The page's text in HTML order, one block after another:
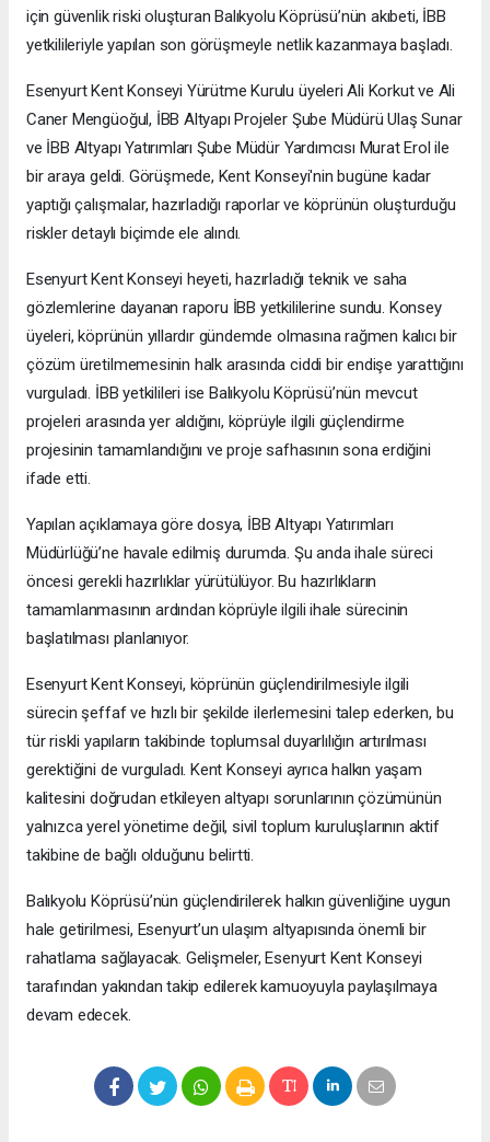
için güvenlik riski oluşturan Balıkyolu Köprüsü’nün akıbeti, İBB
yetkilileriyle yapılan son görüşmeyle netlik kazanmaya başladı.
Esenyurt Kent Konseyi Yürütme Kurulu üyeleri Ali Korkut ve Ali
Caner Mengüoğul, İBB Altyapı Projeler Şube Müdürü Ulaş Sunar
ve İBB Altyapı Yatırımları Şube Müdür Yardımcısı Murat Erol ile
bir araya geldi. Görüşmede, Kent Konseyi'nin bugüne kadar
yaptığı çalışmalar, hazırladığı raporlar ve köprünün oluşturduğu
riskler detaylı biçimde ele alındı.
Esenyurt Kent Konseyi heyeti, hazırladığı teknik ve saha
gözlemlerine dayanan raporu İBB yetkililerine sundu. Konsey
üyeleri, köprünün yıllardır gündemde olmasına rağmen kalıcı bir
çözüm üretilmemesinin halk arasında ciddi bir endişe yarattığını
vurguladı. İBB yetkilileri ise Balıkyolu Köprüsü’nün mevcut
projeleri arasında yer aldığını, köprüyle ilgili güçlendirme
projesinin tamamlandığını ve proje safhasının sona erdiğini
ifade etti.
Yapılan açıklamaya göre dosya, İBB Altyapı Yatırımları
Müdürlüğü’ne havale edilmiş durumda. Şu anda ihale süreci
öncesi gerekli hazırlıklar yürütülüyor. Bu hazırlıkların
tamamlanmasının ardından köprüyle ilgili ihale sürecinin
başlatılması planlanıyor.
Esenyurt Kent Konseyi, köprünün güçlendirilmesiyle ilgili
sürecin şeffaf ve hızlı bir şekilde ilerlemesini talep ederken, bu
tür riskli yapıların takibinde toplumsal duyarlılığın artırılması
gerektiğini de vurguladı. Kent Konseyi ayrıca halkın yaşam
kalitesini doğrudan etkileyen altyapı sorunlarının çözümünün
yalnızca yerel yönetime değil, sivil toplum kuruluşlarının aktif
takibine de bağlı olduğunu belirtti.
Balıkyolu Köprüsü’nün güçlendirilerek halkın güvenliğine uygun
hale getirilmesi, Esenyurt’un ulaşım altyapısında önemli bir
rahatlama sağlayacak. Gelişmeler, Esenyurt Kent Konseyi
tarafından yakından takip edilerek kamuoyuyla paylaşılmaya
devam edecek.